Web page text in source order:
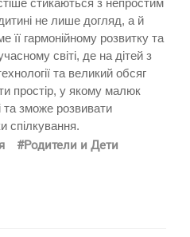
стикаються з непростим
не лише догляд, а й
її гармонійному розвитку та
світі, де на дітей з
та великий обсяг
простір, у якому малюк
та зможе розвивати
спілкування.
#Родители и Дети